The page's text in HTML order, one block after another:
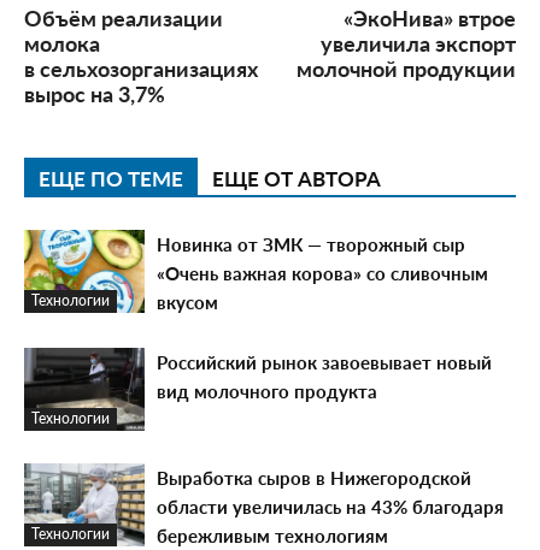
Объём реализации
молока
в сельхозорганизациях
вырос на 3,7%
«ЭкоНива» втрое
увеличила экспорт
молочной продукции
ЕЩЕ ПО ТЕМЕ ЕЩЕ ОТ АВТОРА
Технологии
Новинка от ЗМК — творожный сыр
«Очень важная корова» со сливочным
вкусом
Технологии
Российский рынок завоевывает новый
вид молочного продукта
Технологии
Выработка сыров в Нижегородской
области увеличилась на 43% благодаря
бережливым технологиям